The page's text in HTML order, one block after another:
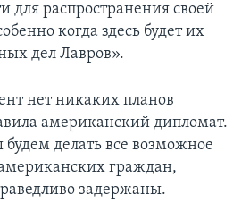
для распространения своей
когда здесь будет их
дел Лавров».
нет никаких планов
американский дипломат. –
делать все возможное
граждан,
задержаны.